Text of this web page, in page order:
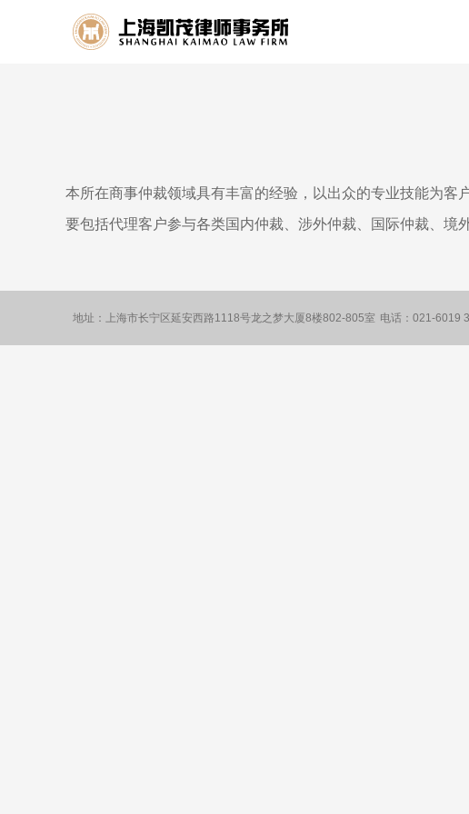
本所在商事仲裁领域具有丰富的经验，以出众的专业技能为
要包括代理客户参与各类国内仲裁、涉外仲裁、国际仲裁、境
地址：上海市长宁区延安西路1118号龙之梦大厦8楼802-805室 电话：021-6019